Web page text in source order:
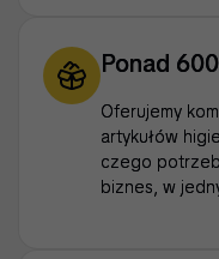
Ponad
Oferujemy
artykułów
czego
biznes, w